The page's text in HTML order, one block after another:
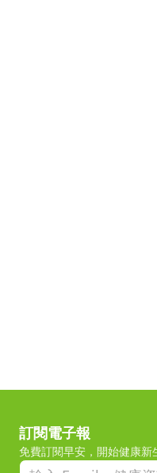
訂閱電子報
免費訂閱早安，開始健康新